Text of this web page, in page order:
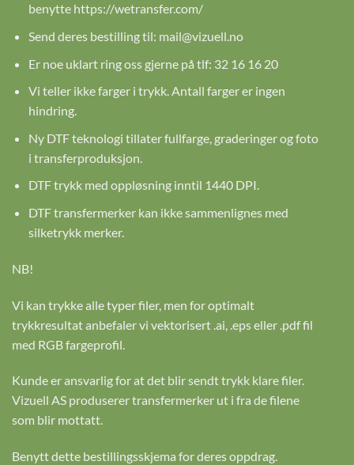
benytte https://wetransfer.com/
Send deres bestilling til: mail@vizuell.no
Er noe uklart ring oss gjerne på tlf: 32 16 16 20
Vi teller ikke farger i trykk. Antall farger er ingen
hindring.
Ny DTF teknologi tillater fullfarge, graderinger og foto
i transferproduksjon.
DTF trykk med oppløsning inntil 1440 DPI.
DTF transfermerker kan ikke sammenlignes med
silketrykk merker.
NB!
Vi kan trykke alle typer filer, men for optimalt
trykkresultat anbefaler vi vektorisert .ai, .eps eller .pdf fil
med RGB fargeprofil.
Kunde er ansvarlig for at det blir sendt trykk klare filer.
Vizuell AS produserer transfermerker ut i fra de filene
som blir mottatt.
Benytt dette bestillingsskjema for deres oppdrag.